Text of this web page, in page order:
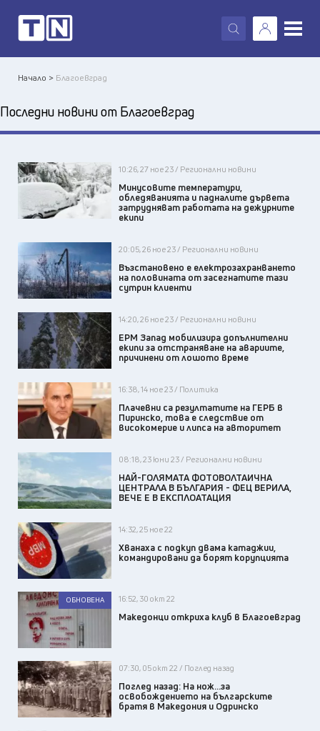
X
Начало > Благоевград
Последни новини от Благоевград
10:26, 27 ное 23 / Регионални новини
Минусовите температури,
обледяванията и падналите дървета
затрудняват работата на дежурните
екипи
20:05, 26 ное 23 / Регионални новини
Възстановено е електрозахранването
на половината от засегнатите тази
сутрин клиенти
14:20, 26 ное 23 / Регионални новини
ЕРМ Запад мобилизира допълнителни
екипи за отстраняване на авариите,
причинени от лошото време
16:38, 14 ное 23 / Политика
Плачевни са резултатите на ГЕРБ в
Пиринско, това е следствие от
високомерие и липса на авторитет
08:18, 23 юни 23 / Регионални новини
НАЙ-ГОЛЯМАТА ФОТОВОЛТАИЧНА
ЦЕНТРАЛА В БЪЛГАРИЯ - ФЕЦ ВЕРИЛА,
ВЕЧЕ Е В ЕКСПЛОАТАЦИЯ
14:32, 25 ное 22
Хванаха с подкуп двама катаджии,
командировани да борят корупцията
ОБНОВЕНА 16:52, 30 окт 22
Македонци откриха клуб в Благоевград
07:30, 05 окт 22 / Поглед назад
Поглед назад: На нож...за
освобождението на българските
братя в Македония и Одринско